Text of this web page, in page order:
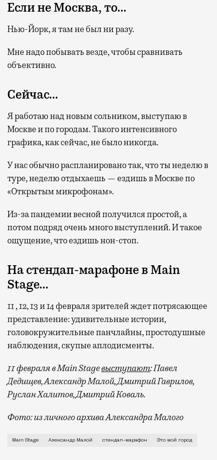
Если не Москва, то…
Нью-Йорк, я там не был ни разу.
Мне надо побывать везде, чтобы сравнивать
объективно.
Сейчас…
Я работаю над новым сольником, выступаю в
Москве и по городам. Такого интенсивного
графика, как сейчас, не было никогда.
У нас обычно распланировано так, что ты неделю в
туре, неделю отдыхаешь — ездишь в Москве по
«Открытым микрофонам».
Из-за пандемии весной получился простой, а
потом подряд очень много выступлений. И такое
ощущение, что ездишь нон-стоп.
На стендап-марафоне в Main
Stage…
11 , 12, 13 и 14 февраля зрителей ждет потрясающее
представление: удивительные истории,
головокружительные панчлайны, простодушные
наблюдения, скупые аплодисменты.
11 февраля в Main Stageвыступают: Павел
Дедищев, Александр Малой, Дмитрий Гаврилов,
Руслан Халитов, Дмитрий Коваль.
Фото: из личного архива Александра Малого
О вальяжных питерцах и амбициозных москвичах,
Main Stage Александр Малой стендап-марафон Это мой город